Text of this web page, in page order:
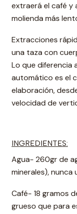
extraerá el café y
molienda más
Extracciones
una taza con
Lo que diferencia
automático es el
elaboración,
velocidad de
INGREDIENTES:
Agua- 260gr de
minerales), nunca
Café- 18 gramos
grueso que para